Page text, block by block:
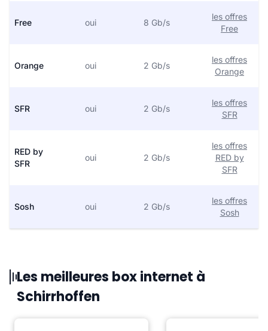
Free oui 8 Gb/s
les offres
Free
Orange oui 2 Gb/s
les offres
Orange
SFR oui 2 Gb/s
les offres
SFR
RED by
SFR
oui 2 Gb/s
les offres
RED by
SFR
Sosh oui 2 Gb/s
les offres
Sosh
Les meilleures box internet à
Schirrhoffen